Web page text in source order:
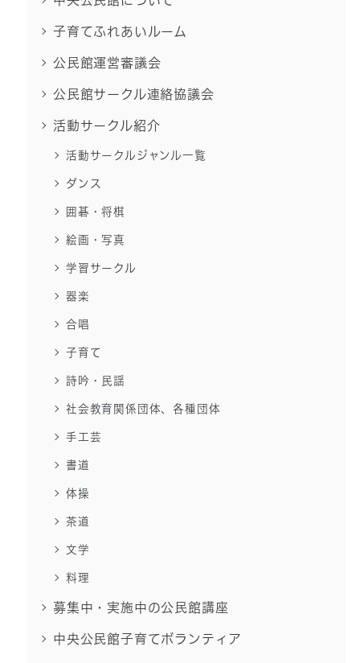
子育てふれあいルーム
公民館運営審議会
公民館サークル連絡協議会
活動サークル紹介
活動サークルジャンル一覧
ダンス
囲碁・将棋
絵画・写真
学習サークル
器楽
合唱
子育て
詩吟・民謡
社会教育関係団体、各種団体
手工芸
書道
体操
茶道
文学
料理
募集中・実施中の公民館講座
中央公民館子育てボランティア